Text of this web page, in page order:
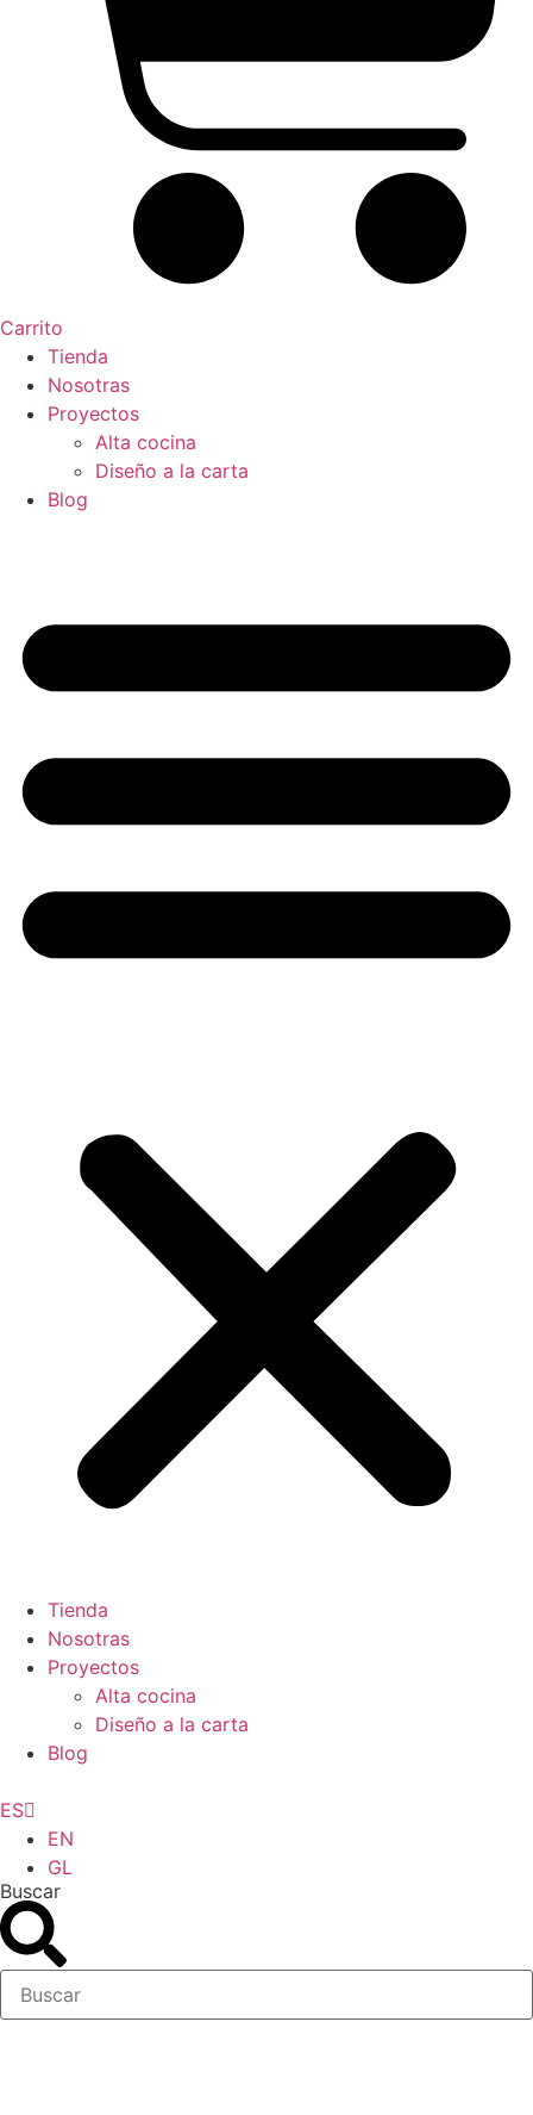
Carrito
Tienda
Nosotras
Proyectos
Alta cocina
Diseño a la carta
Blog
Tienda
Nosotras
Proyectos
Alta cocina
Diseño a la carta
Blog
ES
EN
GL
Buscar